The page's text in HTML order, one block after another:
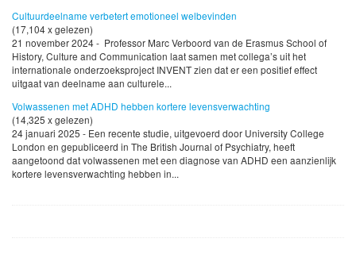
Cultuurdeelname verbetert emotioneel welbevinden
(17,104 x gelezen)
21 november 2024 - Professor Marc Verboord van de Erasmus School of
History, Culture and Communication laat samen met collega’s uit het
internationale onderzoeksproject INVENT zien dat er een positief effect
uitgaat van deelname aan culturele...
Volwassenen met ADHD hebben kortere levensverwachting
(14,325 x gelezen)
24 januari 2025 - Een recente studie, uitgevoerd door University College
London en gepubliceerd in The British Journal of Psychiatry, heeft
aangetoond dat volwassenen met een diagnose van ADHD een aanzienlijk
kortere levensverwachting hebben in...